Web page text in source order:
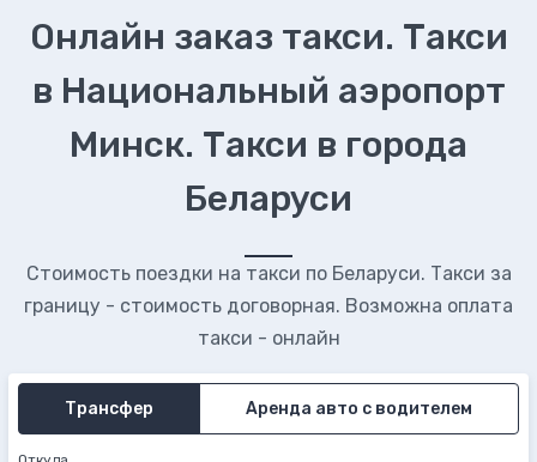
Онлайн заказ такси. Такси
в Национальный аэропорт
Минск. Такси в города
Беларуси
Стоимость поездки на такси по Беларуси. Такси за
границу - стоимость договорная. Возможна оплата
такси - онлайн
Трансфер Аренда авто с водителем